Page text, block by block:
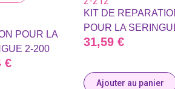
POUR LA
2-200
€
KIT DE
POUR LA
31,59€
Ajouter au panier